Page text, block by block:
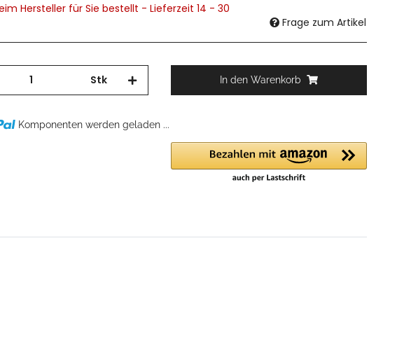
Hersteller für Sie bestellt - Lieferzeit 14 - 30
Frage zum Artikel
Stk In den Warenkorb
Komponenten werden geladen ...